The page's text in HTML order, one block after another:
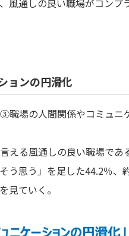
通しの良い職場がコンプ
ョンの円滑化
場の人間関係やコミュニ
える風通しの良い職場であ
う思う」を足した44.2％、
見ていく。